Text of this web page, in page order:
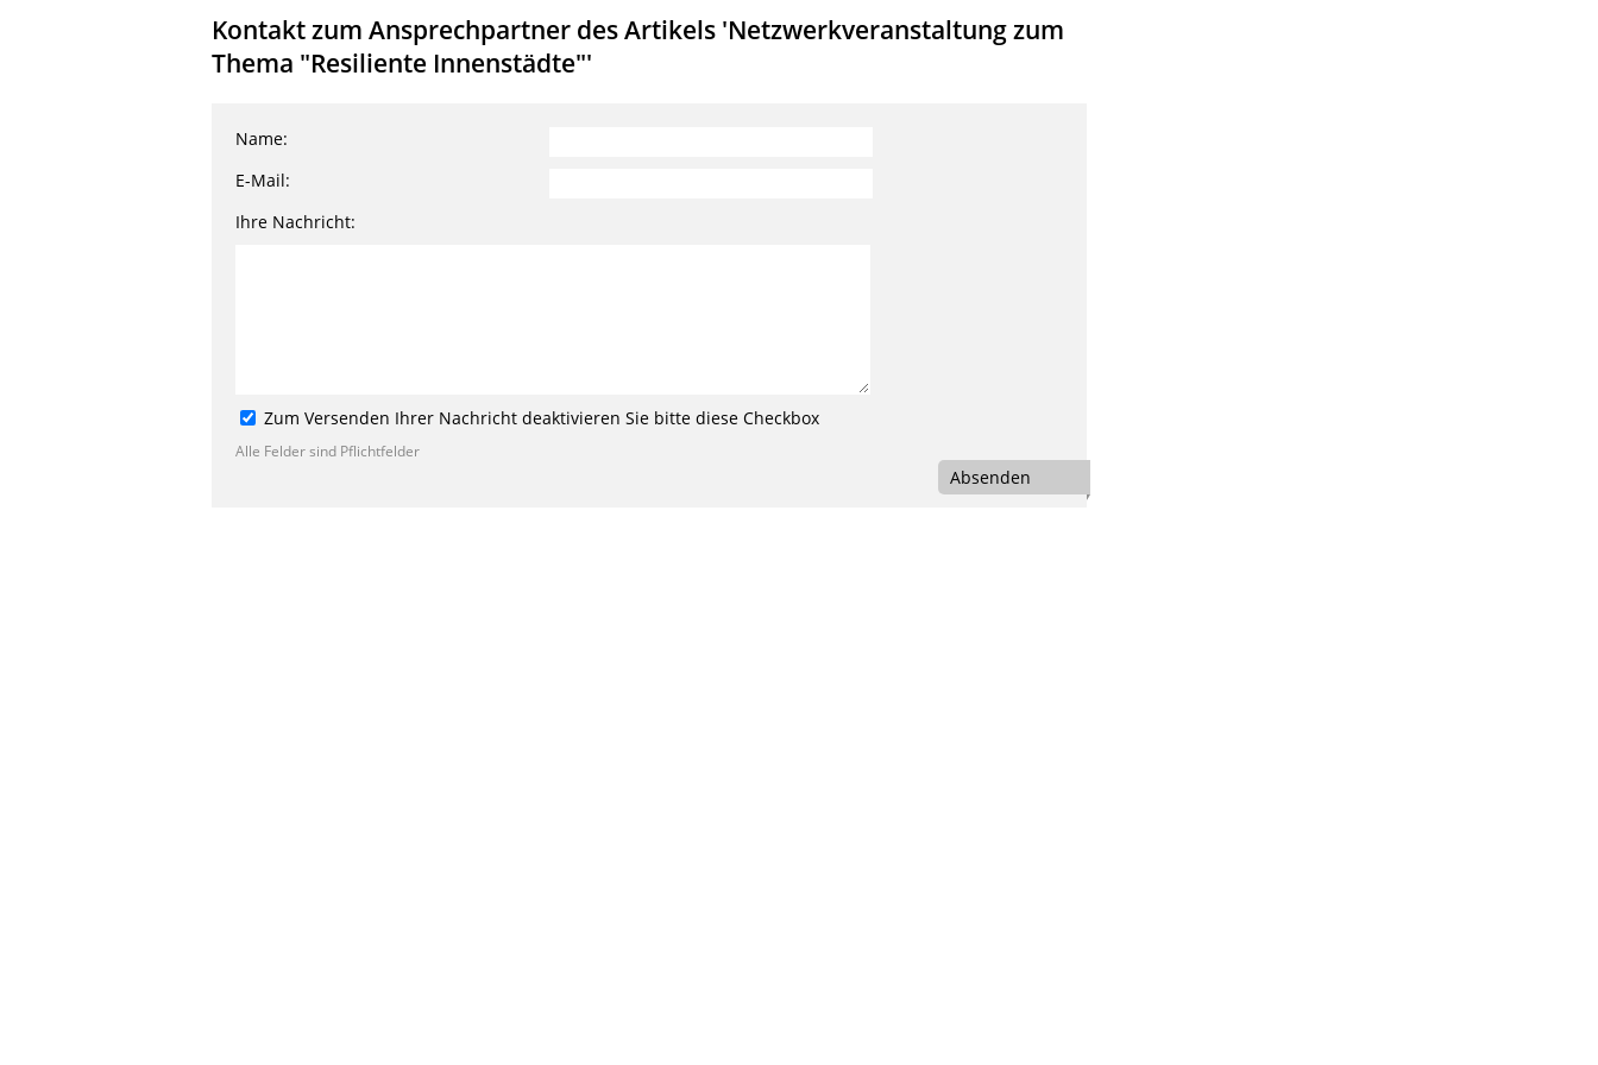
Kontakt zum Ansprechpartner des Artikels 'Netzwerkveranstaltung zum
Thema "Resiliente Innenstädte"'
Name:
E-Mail:
Ihre Nachricht:
Zum Versenden Ihrer Nachricht deaktivieren Sie bitte diese Checkbox
Alle Felder sind Pflichtfelder
Absenden